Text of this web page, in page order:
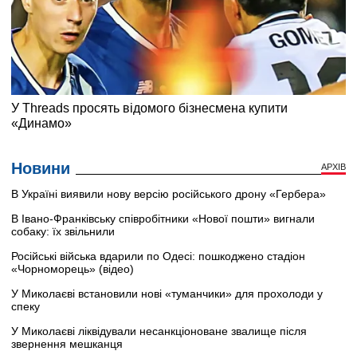
Новини АРХІВ
В Україні виявили нову версію російського дрону «Гербера»
В Івано-Франківську співробітники «Нової пошти» вигнали
собаку: їх звільнили
Російські війська вдарили по Одесі: пошкоджено стадіон
«Чорноморець» (відео)
У Миколаєві встановили нові «туманчики» для прохолоди у
спеку
У Миколаєві ліквідували несанкціоноване звалище після
звернення мешканця